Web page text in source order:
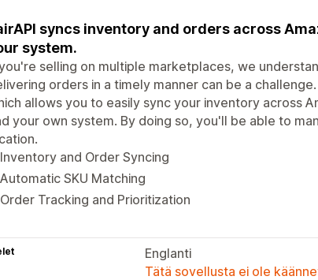
syncs inventory and orders across
system.
selling on multiple marketplaces, we
orders in a timely manner can be a
allows you to easily sync your inventory across
your own system. By doing so, you'll be able to
Inventory and Order Syncing
Automatic SKU Matching
Order Tracking and Prioritization
Englanti
Tätä sovellusta ei ole